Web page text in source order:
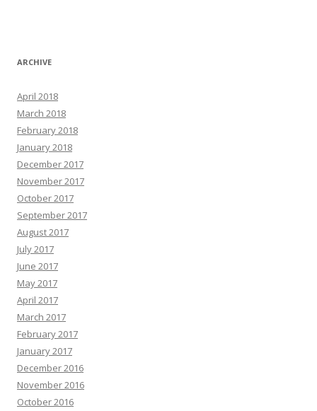
ARCHIVE
April 2018
March 2018
February 2018
January 2018
December 2017
November 2017
October 2017
September 2017
August 2017
July 2017
June 2017
May 2017
April 2017
March 2017
February 2017
January 2017
December 2016
November 2016
October 2016